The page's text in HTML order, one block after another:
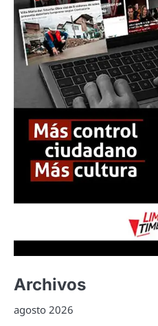
Archivos
agosto 2026